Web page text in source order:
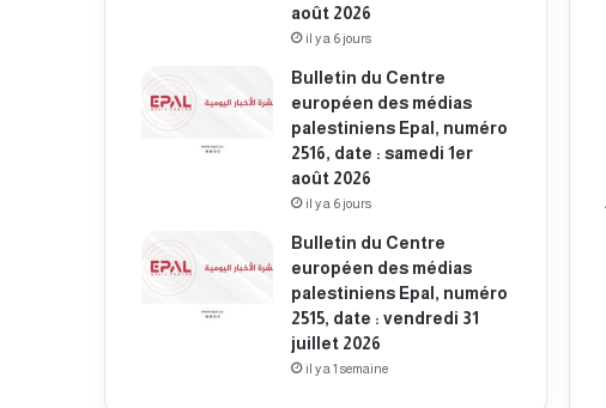
août 2026
il y a 6 jours
Bulletin du Centre
européen des médias
palestiniens Epal, numéro
2516, date : samedi 1er
août 2026
il y a 6 jours
Bulletin du Centre
européen des médias
palestiniens Epal, numéro
2515, date : vendredi 31
juillet 2026
il y a 1 semaine